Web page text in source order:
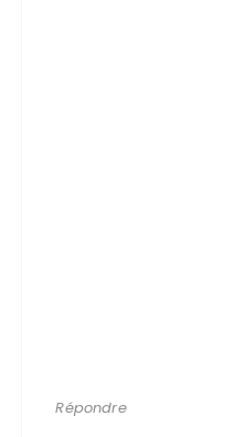
Répondre